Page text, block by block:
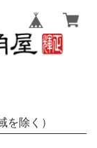
除く）